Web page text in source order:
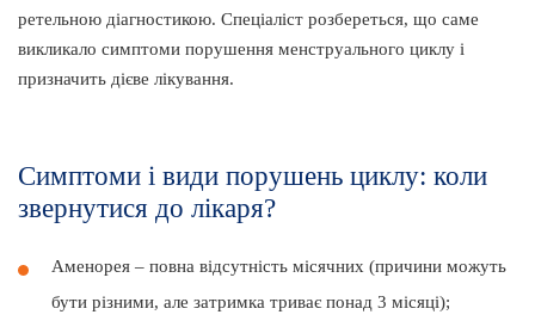
ретельною діагностикою. Спеціаліст розбереться, що саме
викликало симптоми порушення менструального циклу і
призначить дієве лікування.
Симптоми і види порушень циклу: коли
звернутися до лікаря?
Аменорея – повна відсутність місячних (причини можуть
бути різними, але затримка триває понад 3 місяці);